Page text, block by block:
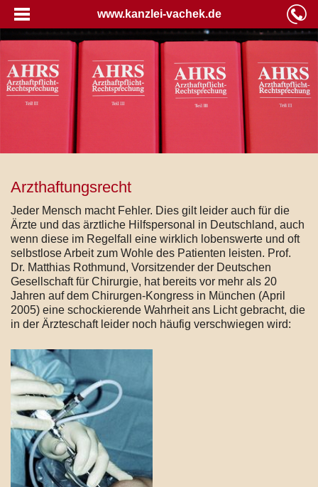
www.kanzlei-vachek.de
Arzthaftungsrecht
Jeder Mensch macht Fehler. Dies gilt leider auch für die
Ärzte und das ärztliche Hilfspersonal in Deutschland, auch
wenn diese im Regelfall eine wirklich lobenswerte und oft
selbstlose Arbeit zum Wohle des Patienten leisten. Prof.
Dr. Matthias Rothmund, Vorsitzender der Deutschen
Gesellschaft für Chirurgie, hat bereits vor mehr als 20
Jahren auf dem Chirurgen-Kongress in München (April
2005) eine schockierende Wahrheit ans Licht gebracht, die
in der Ärzteschaft leider noch häufig verschwiegen wird: